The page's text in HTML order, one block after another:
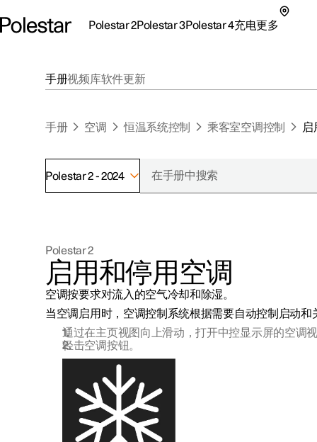
Polestar 2Polestar 3Polestar 4充电更多
联系我们
极星官方二手车
探索Polestar 3
联系我们
公共充电
家庭充电
车主服务
新闻
注册新闻
（在新窗
手册视频库软件更新
手册 空调 恒温系统控制 乘客室空调控制 启
Polestar 2 - 2024
Polestar 2
启用和停用空调
空调按要求对流入的空气冷却和除湿。
当空调启用时，空调控制系统根据需要自动控制启动和
通过在主页视图向上滑动，打开中控显示屏的空调
轻击空调按钮。